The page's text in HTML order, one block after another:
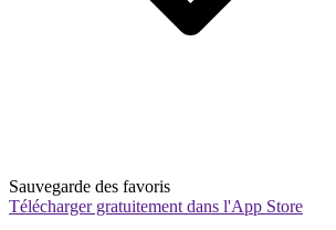
Sauvegarde des favoris
Télécharger gratuitement dans l'App Store